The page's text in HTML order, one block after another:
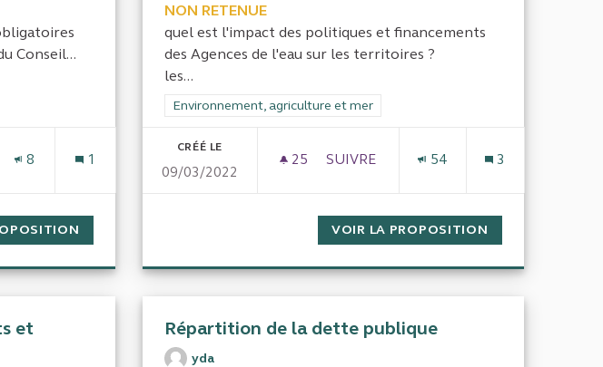
Conseil...
RÉEL DES RÉGIMES DE RETRAITES OBLIGATOIRES SUR LES DEFICITS PUBLICS EN
8 1
EVALUER L'IMPACT RÉEL DES RÉGIMES DE RETRAITES OBLIGATOIRES SUR
NON RETENUE
quel est l'impact des politiques et financements
des Agences de l'eau sur les territoires ?
les...
Filtrer les résultats de la catégorie : Environnement, agriculture et mer
Environnement, agriculture et mer
CRÉÉ LE
09/03/2022
25 25 ABONNÉS
SUIVRE
54 3
VOIR LA PROPOSITION
et
Répartition de la dette publique
yda